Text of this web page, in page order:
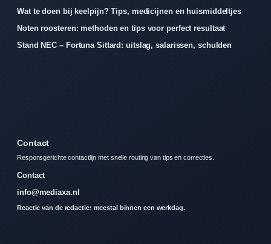
Wat te doen bij keelpijn? Tips, medicijnen en huismiddeltjes
Noten roosteren: methoden en tips voor perfect resultaat
Stand NEC – Fortuna Sittard: uitslag, salarissen, schulden
Contact
Responsgerichte contactlijn met snelle routing van tips en correcties.
Contact
info@mediaxa.nl
Reactie van de redactie: meestal binnen een werkdag.